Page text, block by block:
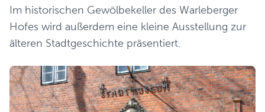
Im historischen Gewölbekeller des Warleberger
Hofes wird außerdem eine kleine Ausstellung zur
älteren Stadtgeschichte präsentiert.